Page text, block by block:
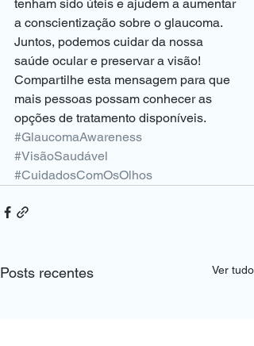
tenham sido úteis e ajudem a aumentar
a conscientização sobre o glaucoma.
Juntos, podemos cuidar da nossa
saúde ocular e preservar a visão!
Compartilhe esta mensagem para que
mais pessoas possam conhecer as
opções de tratamento disponíveis.
#GlaucomaAwareness
#VisãoSaudável
#CuidadosComOsOlhos
Posts recentes Ver tudo